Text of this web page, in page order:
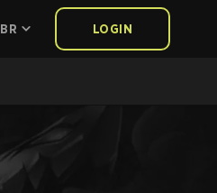
BR LOGIN